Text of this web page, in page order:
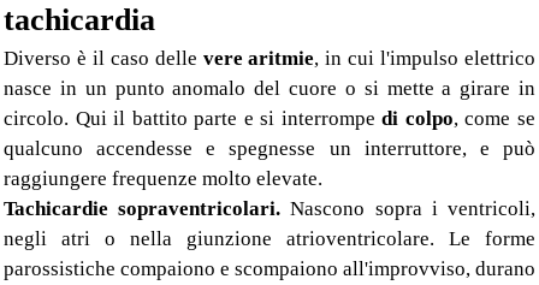
tachicardia
Diverso è il caso delle vere aritmie, in cui l'impulso elettrico
nasce in un punto anomalo del cuore o si mette a girare in
circolo. Qui il battito parte e si interrompedi colpo, come se
qualcuno accendesse e spegnesse un interruttore, e può
raggiungere frequenze molto elevate.
Tachicardie sopraventricolari. Nascono sopra i ventricoli,
negli atri o nella giunzione atrioventricolare. Le forme
parossistiche compaiono e scompaiono all'improvviso, durano